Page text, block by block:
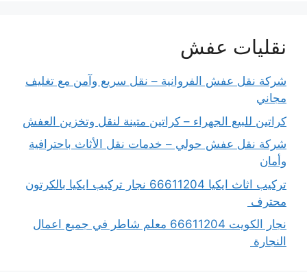
نقليات عفش
شركة نقل عفش الفروانية – نقل سريع وآمن مع تغليف
مجاني
كراتين للبيع الجهراء – كراتين متينة لنقل وتخزين العفش
شركة نقل عفش حولي – خدمات نقل الأثاث باحترافية
وأمان
تركيب اثاث ايكيا 66611204 نجار تركيب ايكيا بالكرتون
محترف
نجار الكويت 66611204 معلم شاطر في جميع اعمال
النجارة